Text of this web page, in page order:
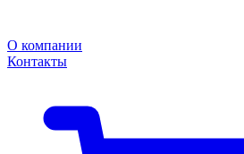
О компании
Контакты